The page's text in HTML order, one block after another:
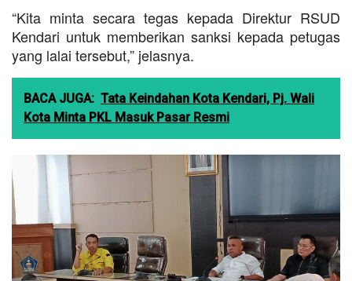
“Kita minta secara tegas kepada Direktur RSUD
Kendari untuk memberikan sanksi kepada petugas
yang lalai tersebut,” jelasnya.
BACA JUGA: Tata Keindahan Kota Kendari, Pj. Wali
Kota Minta PKL Masuk Pasar Resmi